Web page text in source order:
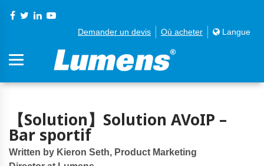
Demander un devis Où acheter Langue
【Solution】Solution AVoIP –
Bar sportif
Written by Kieron Seth, Product Marketing